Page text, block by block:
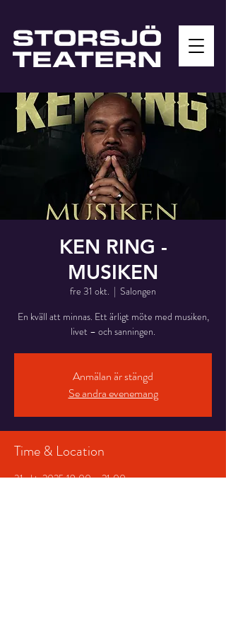
KEN RING -
MUSIKEN
fre 31 okt.
  |
Salongen
En kväll att minnas. Ett ärligt möte med musiken,
livet – och sanningen.
Anmälan är stängd
Se andra evenemang
Time & Location
31 okt. 2025 19:00 – 21:00